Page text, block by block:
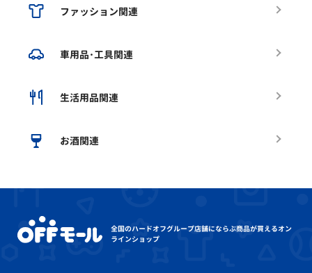
ファッション関連
車用品･工具関連
生活用品関連
お酒関連
全国のハードオフグループ店舗にならぶ商品が買えるオン
ラインショップ